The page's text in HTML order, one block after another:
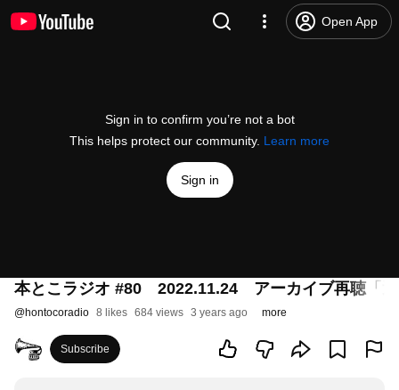
Open App
Sign in to confirm you’re not a bot
This helps protect our community. Learn more
Sign in
本とこラジオ #80 2022.11.24 アーカイブ再聴「
@hontocoradio 8 likes 684 views 3 years ago more
Subscribe